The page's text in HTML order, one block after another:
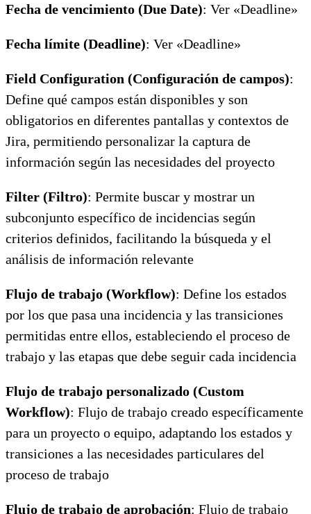
Fecha de vencimiento (Due Date): Ver «Deadline»
Fecha límite (Deadline): Ver «Deadline»
Field Configuration (Configuración de campos):
Define qué campos están disponibles y son
obligatorios en diferentes pantallas y contextos de
Jira, permitiendo personalizar la captura de
información según las necesidades del proyecto
Filter (Filtro): Permite buscar y mostrar un
subconjunto específico de incidencias según
criterios definidos, facilitando la búsqueda y el
análisis de información relevante
Flujo de trabajo (Workflow): Define los estados
por los que pasa una incidencia y las transiciones
permitidas entre ellos, estableciendo el proceso de
trabajo y las etapas que debe seguir cada incidencia
Flujo de trabajo personalizado (Custom
Workflow): Flujo de trabajo creado específicamente
para un proyecto o equipo, adaptando los estados y
transiciones a las necesidades particulares del
proceso de trabajo
Flujo de trabajo de aprobación: Flujo de trabajo